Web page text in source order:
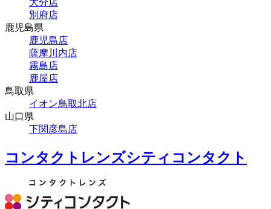
別府店
鹿児島県
鹿児島店
薩摩川内店
霧島店
鹿屋店
鳥取県
イオン鳥取北店
山口県
下関彦島店
コンタクトレンズシティコンタクト